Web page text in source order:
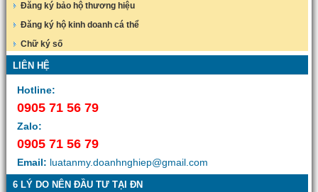
Đăng ký bảo hộ thương hiệu
Đăng ký hộ kinh doanh cá thể
Chữ ký số
LIÊN HỆ
Hotline:
0905 71 56 79
Zalo:
0905 71 56 79
Email: luatanmy.doanhnghiep@gmail.com
6 LÝ DO NÊN ĐẦU TƯ TẠI ĐN